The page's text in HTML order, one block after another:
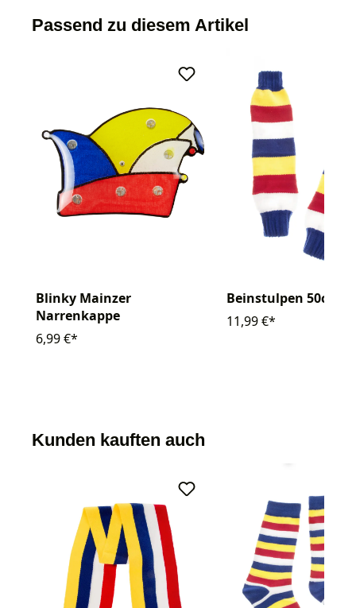
Passend zu diesem Artikel
Blinky Mainzer
Narrenkappe
6,99 €*
Beinstulpen 50cm
11,99 €*
Kunden kauften auch